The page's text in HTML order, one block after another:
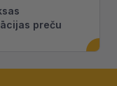
preču